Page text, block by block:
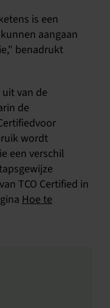
is een
aangaan
benadrukt
van de
de
wordt
een verschil
TCO Certified in
Hoe te